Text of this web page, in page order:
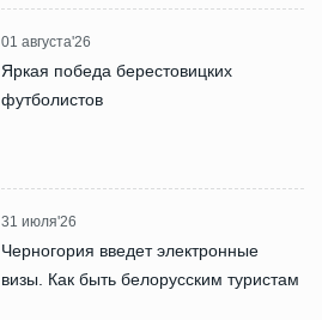
01 августа'26
Яркая победа берестовицких
футболистов
31 июля'26
Черногория введет электронные
визы. Как быть белорусским туристам